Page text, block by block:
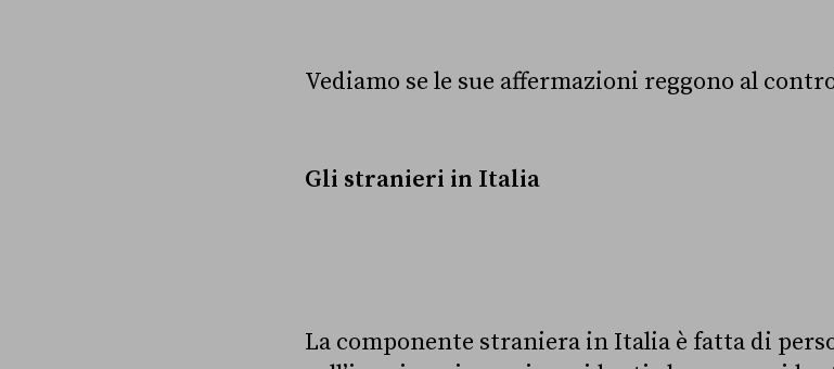
Vediamo se le sue affermazioni reggono al
Gli stranieri in Italia
La componente straniera in Italia è fatta di